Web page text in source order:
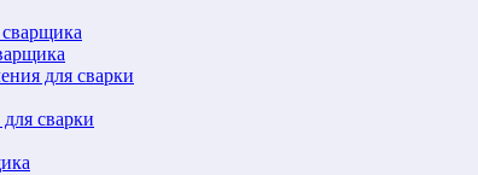
для сварки
сварки